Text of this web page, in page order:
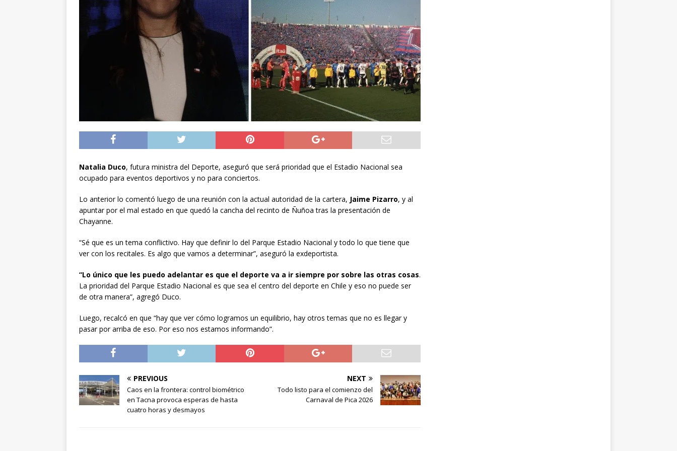
Zonal Federado Norte
ALTO HOSPICIO
[ 04/08/2026 ]
Carabineros resguarda la seguridad en el pueblo de Tarapacá
POLICIAL
[ 05/08/2026 ]
A 1.666 becados se les pago los estudios en el extranjero y nunca
volvieron a Chile
POLICIAL
Natalia Duco, futura ministra del Deporte, aseguró que será prioridad que el Estadio Nacional sea
ocupado para eventos deportivos y no para conciertos.
Lo anterior lo comentó luego de una reunión con la actual autoridad de la cartera, Jaime Pizarro, y al
apuntar por el mal estado en que quedó la cancha del recinto de Ñuñoa tras la presentación de
Chayanne.
“Sé que es un tema conflictivo. Hay que definir lo del Parque Estadio Nacional y todo lo que tiene que
ver con los recitales. Es algo que vamos a determinar”, aseguró la exdeportista.
“Lo único que les puedo adelantar es que el deporte va a ir siempre por sobre las otras cosas.
La prioridad del Parque Estadio Nacional es que sea el centro del deporte en Chile y eso no puede ser
de otra manera”, agregó Duco.
Luego, recalcó en que “hay que ver cómo logramos un equilibrio, hay otros temas que no es llegar y
pasar por arriba de eso. Por eso nos estamos informando”.
PREVIOUS
Caos en la frontera: control biométrico
en Tacna provoca esperas de hasta
cuatro horas y desmayos
NEXT
Todo listo para el comienzo del
Carnaval de Pica 2026